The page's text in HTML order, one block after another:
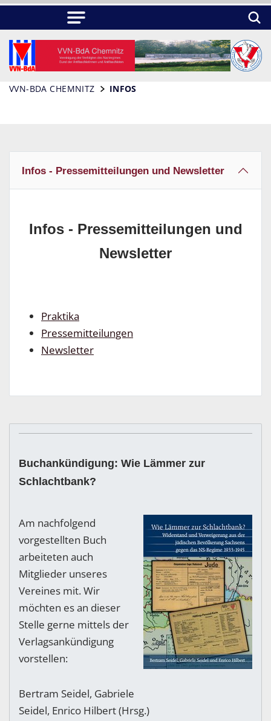
VVN-BDA CHEMNITZ INFOS
Infos - Pressemitteilungen und Newsletter
Infos - Pressemitteilungen und
Newsletter
Praktika
Pressemitteilungen
Newsletter
Buchankündigung: Wie Lämmer zur
Schlachtbank?
Am nachfolgend
vorgestellten Buch
arbeiteten auch
Mitglieder unseres
Vereines mit. Wir
möchten es an dieser
Stelle gerne mittels der
Verlagsankündigung
vorstellen:
Bertram Seidel, Gabriele
Seidel, Enrico Hilbert (Hrsg.)